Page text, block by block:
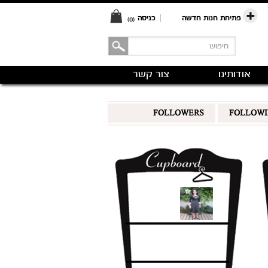
פתיחת חנות חדשה כניסה (0)
אודותינו צור קשר
FOLLOWERS